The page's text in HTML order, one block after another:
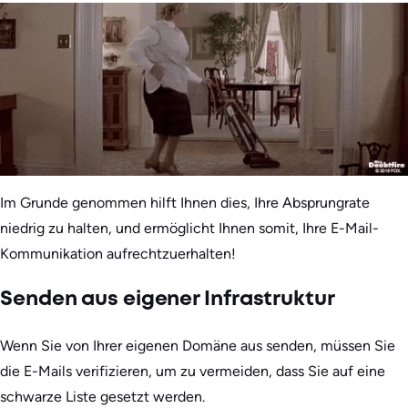
Im Grunde genommen hilft Ihnen dies, Ihre Absprungrate
niedrig zu halten, und ermöglicht Ihnen somit, Ihre E-Mail-
Kommunikation aufrechtzuerhalten!
Senden aus eigener Infrastruktur
Wenn Sie von Ihrer eigenen Domäne aus senden, müssen Sie
die E-Mails verifizieren, um zu vermeiden, dass Sie auf eine
schwarze Liste gesetzt werden.